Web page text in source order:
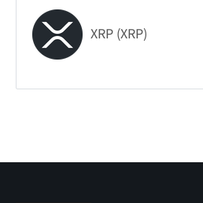
XRP (XRP)